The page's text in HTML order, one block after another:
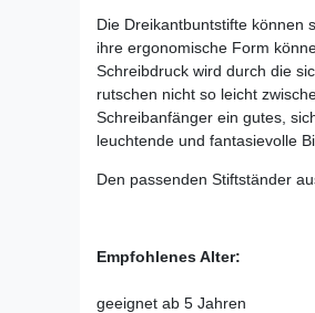
Die Dreikantbuntstifte können
ihre ergonomische Form
Schreibdruck wird durch die
rutschen nicht so leicht
Schreibanfänger ein gutes,
leuchtende und fantasievolle
Den passenden Stiftständer
Empfohlenes Alter:
geeignet ab 5 Jahren